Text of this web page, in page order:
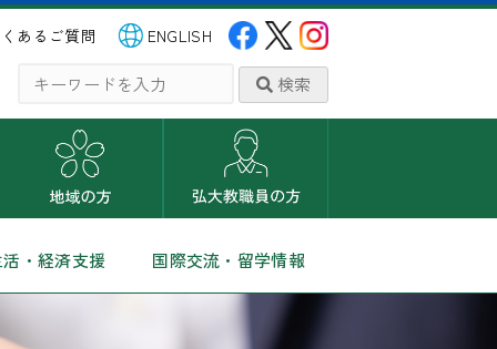
あるご質問 ENGLISH
検索
・経済支援 国際交流・留学情報